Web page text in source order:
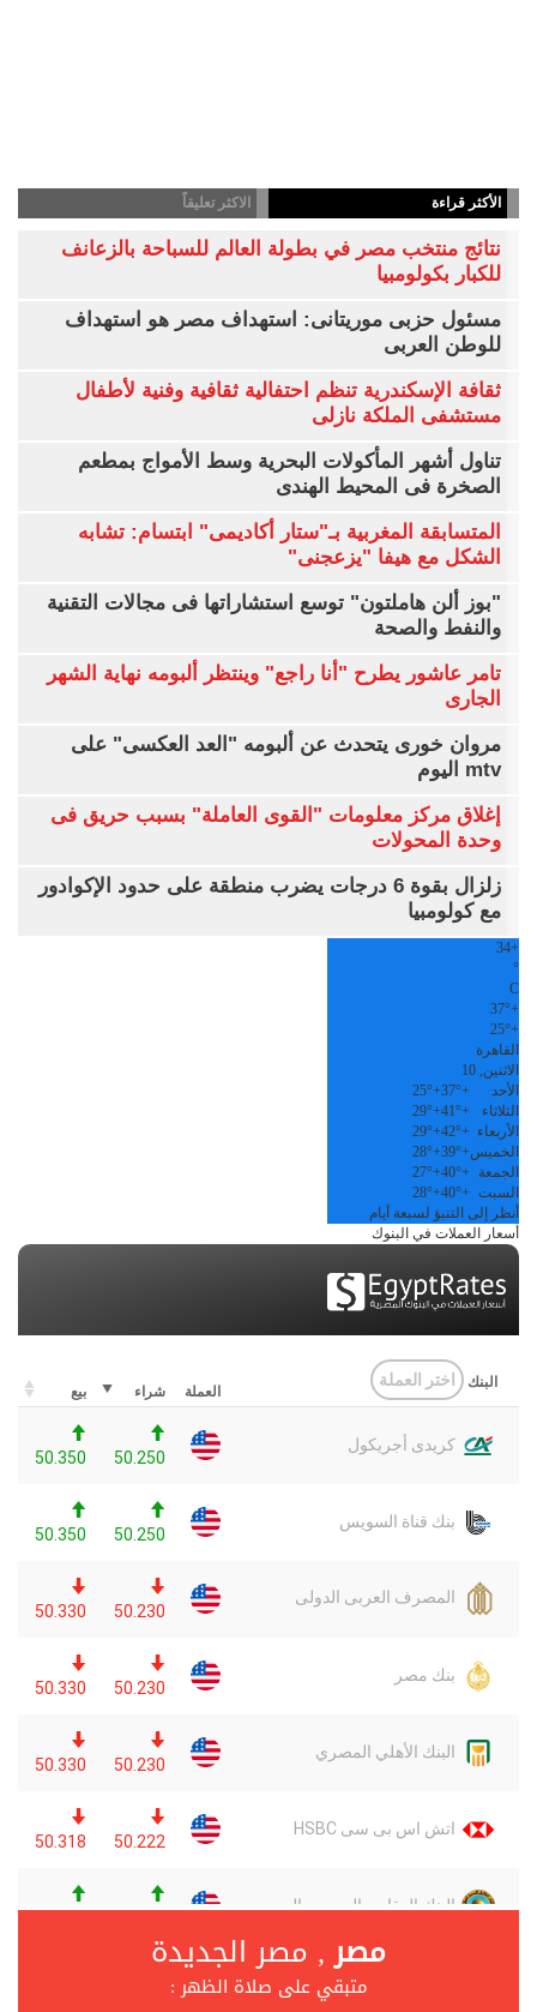
الأكثر قراءة الاكثر تعليقاً
نتائج منتخب مصر في بطولة العالم للسباحة بالزعانف
للكبار بكولومبيا
مسئول حزبى موريتانى: استهداف مصر هو استهداف
للوطن العربى
ثقافة الإسكندرية تنظم احتفالية ثقافية وفنية لأطفال
مستشفى الملكة نازلى
تناول أشهر المأكولات البحرية وسط الأمواج بمطعم
الصخرة فى المحيط الهندى
المتسابقة المغربية بـ"ستار أكاديمى" ابتسام: تشابه
الشكل مع هيفا "يزعجنى"
"بوز ألن هاملتون" توسع استشاراتها فى مجالات التقنية
والنفط والصحة
تامر عاشور يطرح "أنا راجع" وينتظر ألبومه نهاية الشهر
الجارى
مروان خورى يتحدث عن ألبومه "العد العكسى" على
mtv اليوم
إغلاق مركز معلومات "القوى العاملة" بسبب حريق فى
وحدة المحولات
زلزال بقوة 6 درجات يضرب منطقة على حدود الإكوادور
مع كولومبيا
+
34
°
C
+
37°
+
25°
القاهرة
الاثنين, 10
الأحد
+
37°
+
25°
الثلاثاء
+
41°
+
29°
الأربعاء +
42°
+
29°
الخميس+
39°
+
28°
الجمعة
+
40°
+
27°
السبت +
40°
+
28°
أنظر إلى التنبؤ لسبعة أيام
أسعار العملات في البنوك